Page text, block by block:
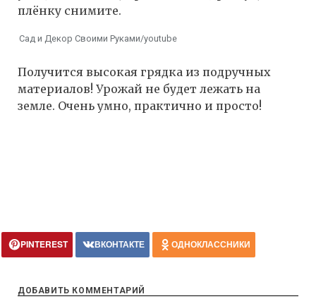
плёнку снимите.
Сад и Декор Своими Руками/youtube
Получится высокая грядка из подручных
материалов! Урожай не будет лежать на
земле. Очень умно, практично и просто!
PINTEREST ВКОНТАКТЕ ОДНОКЛАССНИКИ
ДОБАВИТЬ КОММЕНТАРИЙ